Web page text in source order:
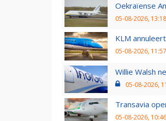
Oekraïense
05-08-2026, 13:18
KLM
05-08-2026, 11:57
Willie Walsh
05-08-2026,
Transavia
05-08-2026, 10:46